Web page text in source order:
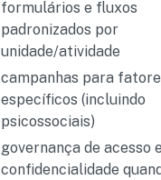
formulários e fluxos
padronizados por
unidade/atividade
campanhas para
específicos (incluindo
psicossociais)
governança de acesso e
confidencialidade